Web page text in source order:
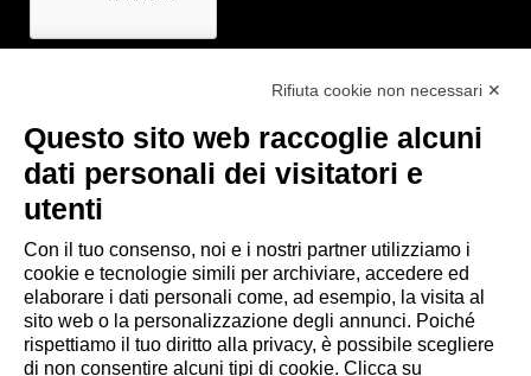
Link utili
- Ufficio di informazione e accoglienza turistica di Maranello, Fiorano
- Comune di Formigine
- Trasporti Locali
- Trenitalia
Scarica le app
Rifiuta cookie non necessari ✕
Questo sito web raccoglie alcuni
dati personali dei visitatori e
utenti
Con il tuo consenso, noi e i nostri partner utilizziamo i
cookie e tecnologie simili per archiviare, accedere ed
elaborare i dati personali come, ad esempio, la visita al
sito web o la personalizzazione degli annunci. Poiché
rispettiamo il tuo diritto alla privacy, è possibile scegliere
di non consentire alcuni tipi di cookie. Clicca su